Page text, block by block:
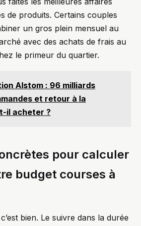
de produits. Certains couples
un gros plein mensuel au
avec des achats de frais au
le primeur du quartier.
Alstom : 96 milliards
et retour à la
il acheter ?
pour calculer
budget courses à
bien. Le suivre dans la durée